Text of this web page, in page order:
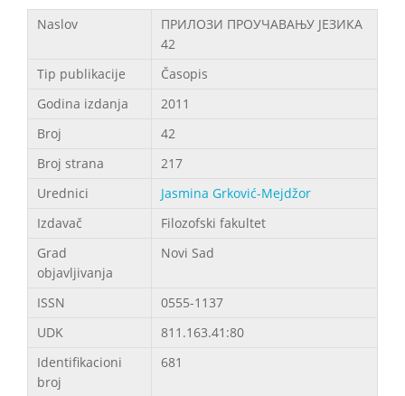
Podaci
Naslov
ПРИЛОЗИ ПРОУЧАВАЊУ ЈЕЗИКА
42
Tip publikacije
Časopis
Godina izdanja
2011
Broj
42
Broj strana
217
Urednici
Jasmina Grković-Mejdžor
Izdavač
Filozofski fakultet
Grad
objavljivanja
Novi Sad
ISSN
0555-1137
UDK
811.163.41:80
Identifikacioni
broj
681